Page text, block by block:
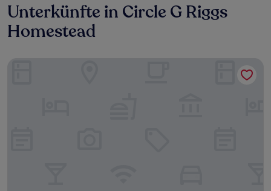
Unterkünfte in Circle G Riggs
Homestead